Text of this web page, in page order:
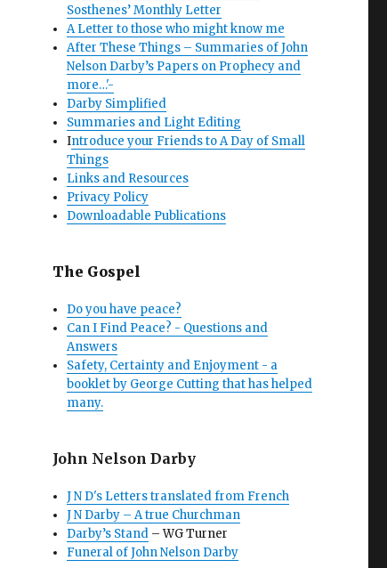
Sosthenes’ Monthly Letter
A Letter to those who might know me
After These Things – Summaries of John
Nelson Darby’s Papers on Prophecy and
more…'-
Darby Simplified
Summaries and Light Editing
Introduce your Friends to A Day of Small
Things
Links and Resources
Privacy Policy
Downloadable Publications
The Gospel
Do you have peace?
Can I Find Peace? - Questions and
Answers
Safety, Certainty and Enjoyment - a
booklet by George Cutting that has helped
many.
John Nelson Darby
J N D's Letters translated from French
J N Darby – A true Churchman
Darby’s Stand – WG Turner
Funeral of John Nelson Darby